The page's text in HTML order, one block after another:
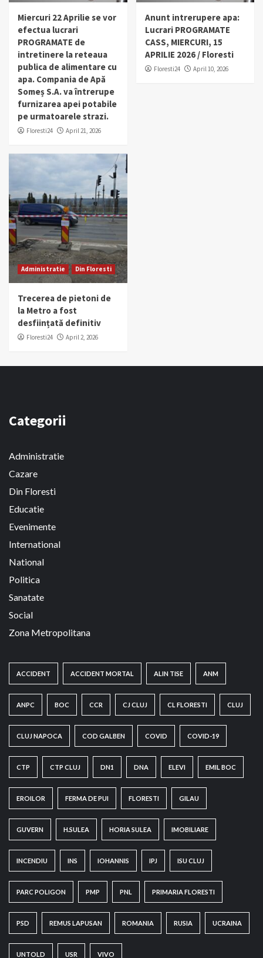
Miercuri 22 Aprilie se vor
efectua lucrari
PROGRAMATE de
intretinere la reteaua
publica de alimentare cu
apa. Compania de Apă
Someș S.A. va întrerupe
furnizarea apei potabile
pe urmatoarele strazi.
Floresti24 April 21, 2026
Anunt intrerupere apa:
Lucrari PROGRAMATE
CASS, MIERCURI, 15
APRILIE 2026 / Floresti
Floresti24 April 10, 2026
Administratie Din Floresti
Trecerea de pietoni de
la Metro a fost
desființată definitiv
Floresti24 April 2, 2026
Categorii
Administratie
Cazare
Din Floresti
Educatie
Evenimente
International
National
Politica
Sanatate
Social
Zona Metropolitana
ACCIDENT ACCIDENT MORTAL ALIN TISE ANM
ANPC BOC CCR CJ CLUJ CL FLORESTI CLUJ
CLUJ NAPOCA COD GALBEN COVID COVID-19
CTP CTP CLUJ DN1 DNA ELEVI EMIL BOC
EROILOR FERMA DE PUI FLORESTI GILAU
GUVERN H.SULEA HORIA SULEA IMOBILIARE
INCENDIU INS IOHANNIS IPJ ISU CLUJ
PARC POLIGON PMP PNL PRIMARIA FLORESTI
PSD REMUS LAPUSAN ROMANIA RUSIA UCRAINA
UNTOLD USR VIVO